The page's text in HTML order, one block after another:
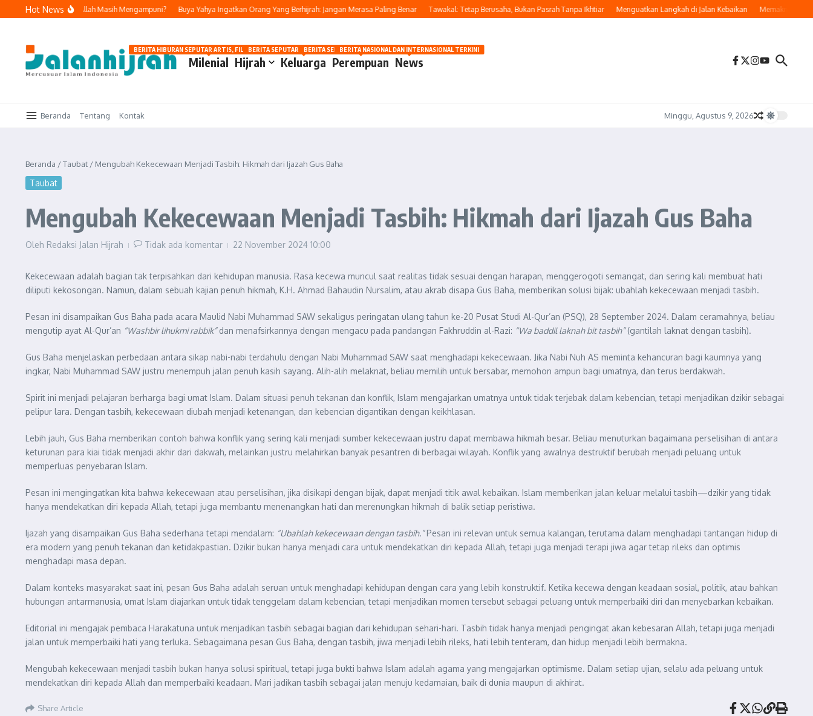
Lewati ke konten
Hot News
Bertobat, Apakah Allah Masih Mengampuni? Buya Yahya Ingatkan Orang Yang Berhijrah: Jangan Merasa Paling Benar Tawakal: Tetap Berusaha, Bukan Pasrah Tanpa Ikhtiar Menguatkan Langkah di Jalan Kebaikan Memaknai Hijrah:
Milenial
BERITA HIBURAN SEPUTAR ARTIS, FILM, DAN GOSIP
Hijrah Keluarga
BERITA SEPUTAR OTOMOTIF HARI INI
Perempuan
BERITA SEPUTAR KECANTIKAN WANITA
News
BERITA NASIONAL DAN INTERNASIONAL TERKINI
Beranda Tentang Kontak Minggu, Agustus 9, 2026
Beranda /Taubat / Mengubah Kekecewaan Menjadi Tasbih: Hikmah dari Ijazah Gus Baha
Taubat
Mengubah Kekecewaan Menjadi Tasbih: Hikmah dari Ijazah Gus Baha
Oleh Redaksi Jalan Hijrah Tidak ada komentar 22 November 2024 10:00
Kekecewaan adalah bagian tak terpisahkan dari kehidupan manusia. Rasa kecewa muncul saat realitas tidak sesuai dengan harapan, menggerogoti semangat, dan sering kali membuat hati
diliputi kekosongan. Namun, dalam sebuah kajian penuh hikmah, K.H. Ahmad Bahaudin Nursalim, atau akrab disapa Gus Baha, memberikan solusi bijak: ubahlah kekecewaan menjadi tasbih.
Pesan ini disampaikan Gus Baha pada acara Maulid Nabi Muhammad SAW sekaligus peringatan ulang tahun ke-20 Pusat Studi Al-Qur’an (PSQ), 28 September 2024. Dalam ceramahnya, beliau
mengutip ayat Al-Qur’an “Washbir lihukmi rabbik”dan menafsirkannya dengan mengacu pada pandangan Fakhruddin al-Razi: “Wa baddil laknah bit tasbih”(gantilah laknat dengan tasbih).
Gus Baha menjelaskan perbedaan antara sikap nabi-nabi terdahulu dengan Nabi Muhammad SAW saat menghadapi kekecewaan. Jika Nabi Nuh AS meminta kehancuran bagi kaumnya yang
ingkar, Nabi Muhammad SAW justru menempuh jalan penuh kasih sayang. Alih-alih melaknat, beliau memilih untuk bersabar, memohon ampun bagi umatnya, dan terus berdakwah.
Spirit ini menjadi pelajaran berharga bagi umat Islam. Dalam situasi penuh tekanan dan konflik, Islam mengajarkan umatnya untuk tidak terjebak dalam kebencian, tetapi menjadikan dzikir sebagai
pelipur lara. Dengan tasbih, kekecewaan diubah menjadi ketenangan, dan kebencian digantikan dengan keikhlasan.
Lebih jauh, Gus Baha memberikan contoh bahwa konflik yang sering kali menjadi sumber kekecewaan justru dapat membawa hikmah besar. Beliau menuturkan bagaimana perselisihan di antara
keturunan para kiai tidak menjadi akhir dari dakwah, melainkan justru melahirkan banyak pesantren di berbagai wilayah. Konflik yang awalnya destruktif berubah menjadi peluang untuk
memperluas penyebaran Islam.
Pesan ini mengingatkan kita bahwa kekecewaan atau perselisihan, jika disikapi dengan bijak, dapat menjadi titik awal kebaikan. Islam memberikan jalan keluar melalui tasbih—dzikir yang tidak
hanya mendekatkan diri kepada Allah, tetapi juga membantu menenangkan hati dan merenungkan hikmah di balik setiap peristiwa.
Ijazah yang disampaikan Gus Baha sederhana tetapi mendalam: “Ubahlah kekecewaan dengan tasbih.”Pesan ini relevan untuk semua kalangan, terutama dalam menghadapi tantangan hidup di
era modern yang penuh tekanan dan ketidakpastian. Dzikir bukan hanya menjadi cara untuk mendekatkan diri kepada Allah, tetapi juga menjadi terapi jiwa agar tetap rileks dan optimis
menghadapi masa depan.
Dalam konteks masyarakat saat ini, pesan Gus Baha adalah seruan untuk menghadapi kehidupan dengan cara yang lebih konstruktif. Ketika kecewa dengan keadaan sosial, politik, atau bahkan
hubungan antarmanusia, umat Islam diajarkan untuk tidak tenggelam dalam kebencian, tetapi menjadikan momen tersebut sebagai peluang untuk memperbaiki diri dan menyebarkan kebaikan.
Editorial ini mengajak pembaca Harakatuna untuk menjadikan tasbih sebagai bagian dari kehidupan sehari-hari. Tasbih tidak hanya menjadi pengingat akan kebesaran Allah, tetapi juga menjadi
jalan untuk memperbaiki hati yang terluka. Sebagaimana pesan Gus Baha, dengan tasbih, jiwa menjadi lebih rileks, hati lebih tenteram, dan hidup menjadi lebih bermakna.
Mengubah kekecewaan menjadi tasbih bukan hanya solusi spiritual, tetapi juga bukti bahwa Islam adalah agama yang mengajarkan optimisme. Dalam setiap ujian, selalu ada peluang untuk
mendekatkan diri kepada Allah dan memperbaiki keadaan. Mari jadikan tasbih sebagai jalan menuju kedamaian, baik di dunia maupun di akhirat.
Share Article